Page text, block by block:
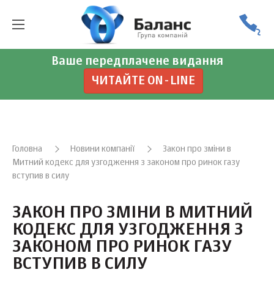
Ваше передплачене видання
ЧИТАЙТЕ ON-LINE
Головна Новини компанії
Закон про зміни в
Митний кодекс для узгодження з законом про ринок газу
вступив в силу
ЗАКОН ПРО ЗМІНИ В МИТНИЙ
КОДЕКС ДЛЯ УЗГОДЖЕННЯ З
ЗАКОНОМ ПРО РИНОК ГАЗУ
ВСТУПИВ В СИЛУ